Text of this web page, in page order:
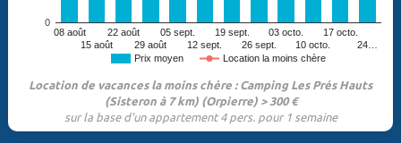
Prix moyen Location la moins chère
08 août
15 août
22 août
29 août
05 sept.
12 sept.
19 sept.
26 sept.
03 octo.
10 octo.
17 octo.
24…
0
Location de vacances la moins chère : Camping Les Prés Hauts
(Sisteron à 7 km) (Orpierre) > 300 €
sur la base d'un appartement 4 pers. pour 1 semaine